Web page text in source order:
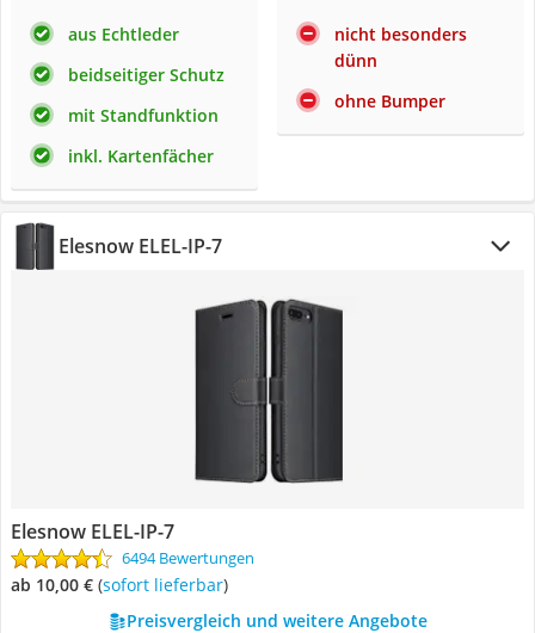
aus Echtleder
beidseitiger Schutz
mit Standfunktion
inkl. Kartenfächer
nicht besonders
dünn
ohne Bumper
Elesnow ELEL-IP-7
Elesnow ELEL-IP-7
6494 Bewertungen
ab 10,00 € ( Sofort lieferbar)
Preisvergleich und weitere Angebote